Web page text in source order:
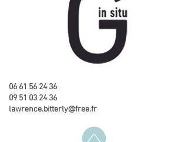
06 61 56 24 36
09 51 03 24 36
lawrence.bitterly@free.fr